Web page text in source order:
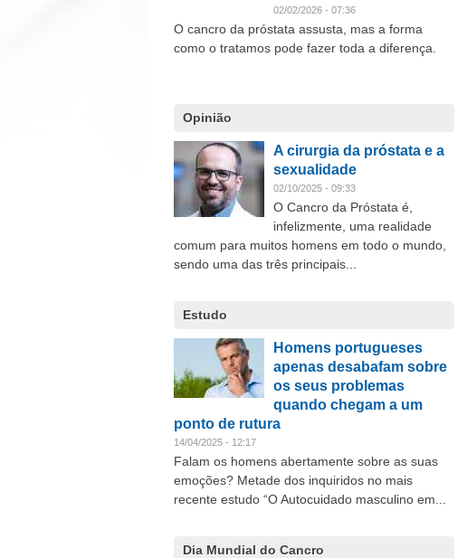
02/02/2026 - 07:36
O cancro da próstata assusta, mas a forma
como o tratamos pode fazer toda a diferença.
Opinião
A cirurgia da próstata e a
sexualidade
02/10/2025 - 09:33
O Cancro da Próstata é,
infelizmente, uma realidade
comum para muitos homens em todo o mundo,
sendo uma das três principais...
Estudo
Homens portugueses
apenas desabafam sobre
os seus problemas
quando chegam a um
ponto de rutura
14/04/2025 - 12:17
Falam os homens abertamente sobre as suas
emoções? Metade dos inquiridos no mais
recente estudo “O Autocuidado masculino em...
Dia Mundial do Cancro